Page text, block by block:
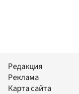
Редакция
Реклама
Карта сайта